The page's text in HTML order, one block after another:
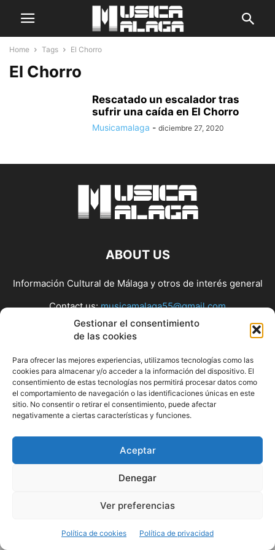
Gestionar el consentimiento
de las cookies
Para ofrecer las mejores experiencias, utilizamos tecnologías como las
cookies para almacenar y/o acceder a la información del dispositivo. El
consentimiento de estas tecnologías nos permitirá procesar datos como
el comportamiento de navegación o las identificaciones únicas en este
sitio. No consentir o retirar el consentimiento, puede afectar
negativamente a ciertas características y funciones.
Aceptar
Denegar
Ver preferencias
Política de cookies Política de privacidad
Home Tags El Chorro
El Chorro
Rescatado un escalador tras
sufrir una caída en El Chorro
Musicamalaga - diciembre 27, 2020
ABOUT US
Información Cultural de Málaga y otros de interés general
Contact us:musicamalaga55@gmail.com
FOLLOW US
© Musicamalaga